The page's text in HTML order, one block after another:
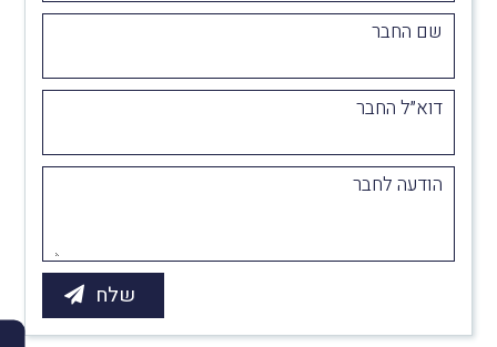
שם החבר
דוא״ל החבר
הודעה לחבר